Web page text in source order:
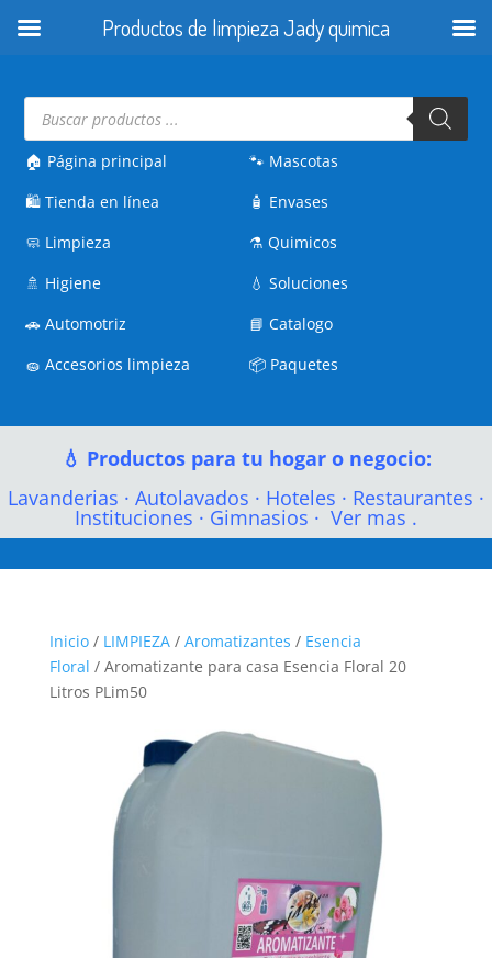
Búsqueda
productos
🏠 Página principal
🛍️Tienda en línea
🧼 Limpieza
🚿 Higiene
🚗Automotriz
🧽Accesorios limpieza
🐾 Mascotas
🧴 Envases
⚗️Quimicos
💧Soluciones
📘Catalogo
📦 Paquetes
💧 Productos para tu hogar o negocio:
Lavanderias · Autolavados · Hoteles · Restaurantes ·
Instituciones · Gimnasios · Ver mas .
Inicio/ LIMPIEZA/ Aromatizantes / Esencia
Floral / Aromatizante para casa Esencia Floral 20
Litros PLim50
Productos de limpieza Jady quimica